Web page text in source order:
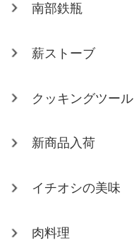
南部鉄瓶
薪ストーブ
クッキングツール
新商品入荷
イチオシの美味
肉料理